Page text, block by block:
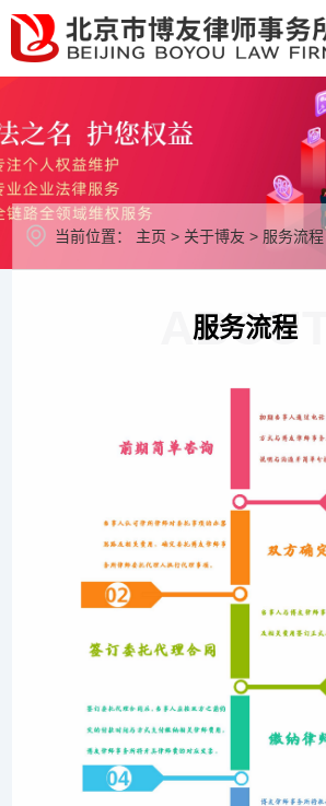
当前位置： 主页 > 关于博友 > 服务流程
ABOUT
服务流程